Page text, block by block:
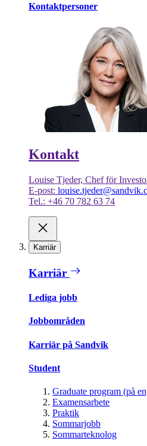
Kontaktpersoner
Kontakt
Louise Tjeder, Chef för
E-post:
Tel.: +46 70 782 63 74
Karriär
Karriär
Lediga jobb
Jobbområden
Karriär på Sandvik
Student
Graduate program (på
Examensarbete
Praktik
Sommarjobb
Sommarteknolog